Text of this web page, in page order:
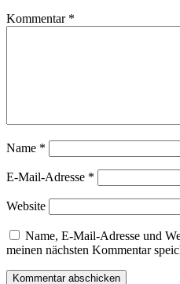
Kommentar *
Name *
E-Mail-Adresse *
Website
Name, E-Mail-Adresse und
meinen nächsten Kommentar